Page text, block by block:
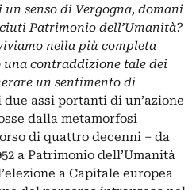
senso di Vergogna, domani
Patrimonio dell’Umanità?
nella più completa
contraddizione tale dei
un sentimento di
due assi portanti di un’azione
dalla metamorfosi
di quattro decenni – da
a Patrimonio dell’Umanità
a Capitale europea